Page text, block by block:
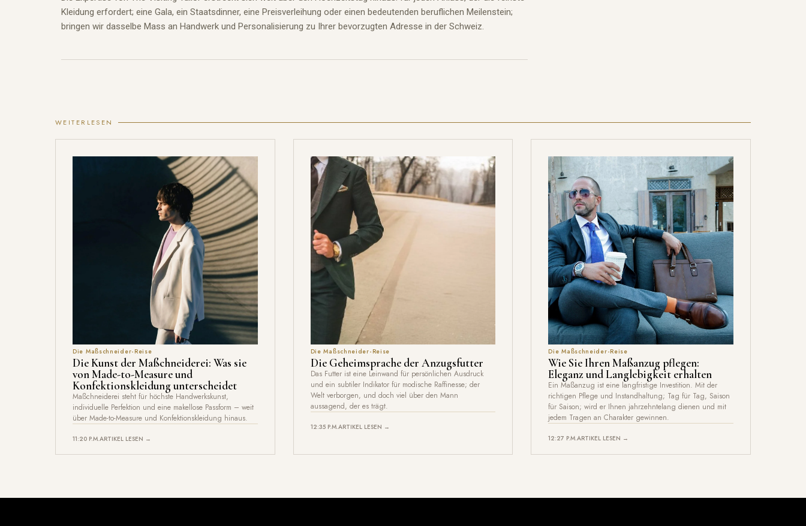
Kleidung erfordert; eine Gala, ein Staatsdinner, eine Preisverleihung oder einen bedeutenden beruflichen Meilenstein;
bringen wir dasselbe Mass an Handwerk und Personalisierung zu Ihrer bevorzugten Adresse in der Schweiz.
WEITERLESEN
Die Maßschneider-Reise
Die Kunst der Maßchneiderei: Was sie
von Made-to-Measure und
Konfektionskleidung unterscheidet
Maßchneiderei steht für höchste Handwerkskunst,
individuelle Perfektion und eine makellose Passform – weit
über Made-to-Measure und Konfektionskleidung hinaus.
11:20 P.M.ARTIKEL LESEN →
Die Maßschneider-Reise
Die Geheimsprache der Anzugsfutter
Das Futter ist eine Leinwand für persönlichen Ausdruck
und ein subtiler Indikator für modische Raffinesse; der
Welt verborgen, und doch viel über den Mann
aussagend, der es trägt.
12:35 P.M.ARTIKEL LESEN →
Die Maßschneider-Reise
Wie Sie Ihren Maßanzug pflegen:
Eleganz und Langlebigkeit erhalten
Ein Maßanzug ist eine langfristige Investition. Mit der
richtigen Pflege und Instandhaltung; Tag für Tag, Saison
für Saison; wird er Ihnen jahrzehntelang dienen und mit
jedem Tragen an Charakter gewinnen.
12:27 P.M.ARTIKEL LESEN →